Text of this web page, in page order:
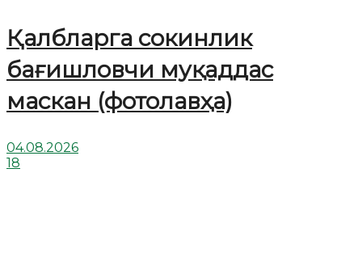
Қалбларга сокинлик
бағишловчи муқаддас
маскан (фотолавҳа)
04.08.2026
18